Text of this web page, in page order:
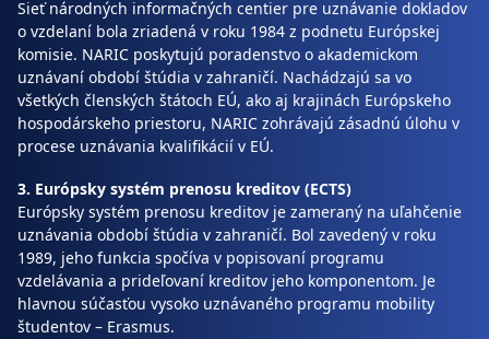
Sieť národných informačných centier pre uznávanie dokladov
o vzdelaní bola zriadená v roku 1984 z podnetu Európskej
komisie. NARIC poskytujú poradenstvo o akademickom
uznávaní období štúdia v zahraničí. Nachádzajú sa vo
všetkých členských štátoch EÚ, ako aj krajinách Európskeho
hospodárskeho priestoru, NARIC zohrávajú zásadnú úlohu v
procese uznávania kvalifikácií v EÚ.
3. Európsky systém prenosu kreditov (ECTS)
Európsky systém prenosu kreditov je zameraný na uľahčenie
uznávania období štúdia v zahraničí. Bol zavedený v roku
1989, jeho funkcia spočíva v popisovaní programu
vzdelávania a prideľovaní kreditov jeho komponentom. Je
hlavnou súčasťou vysoko uznávaného programu mobility
študentov – Erasmus.